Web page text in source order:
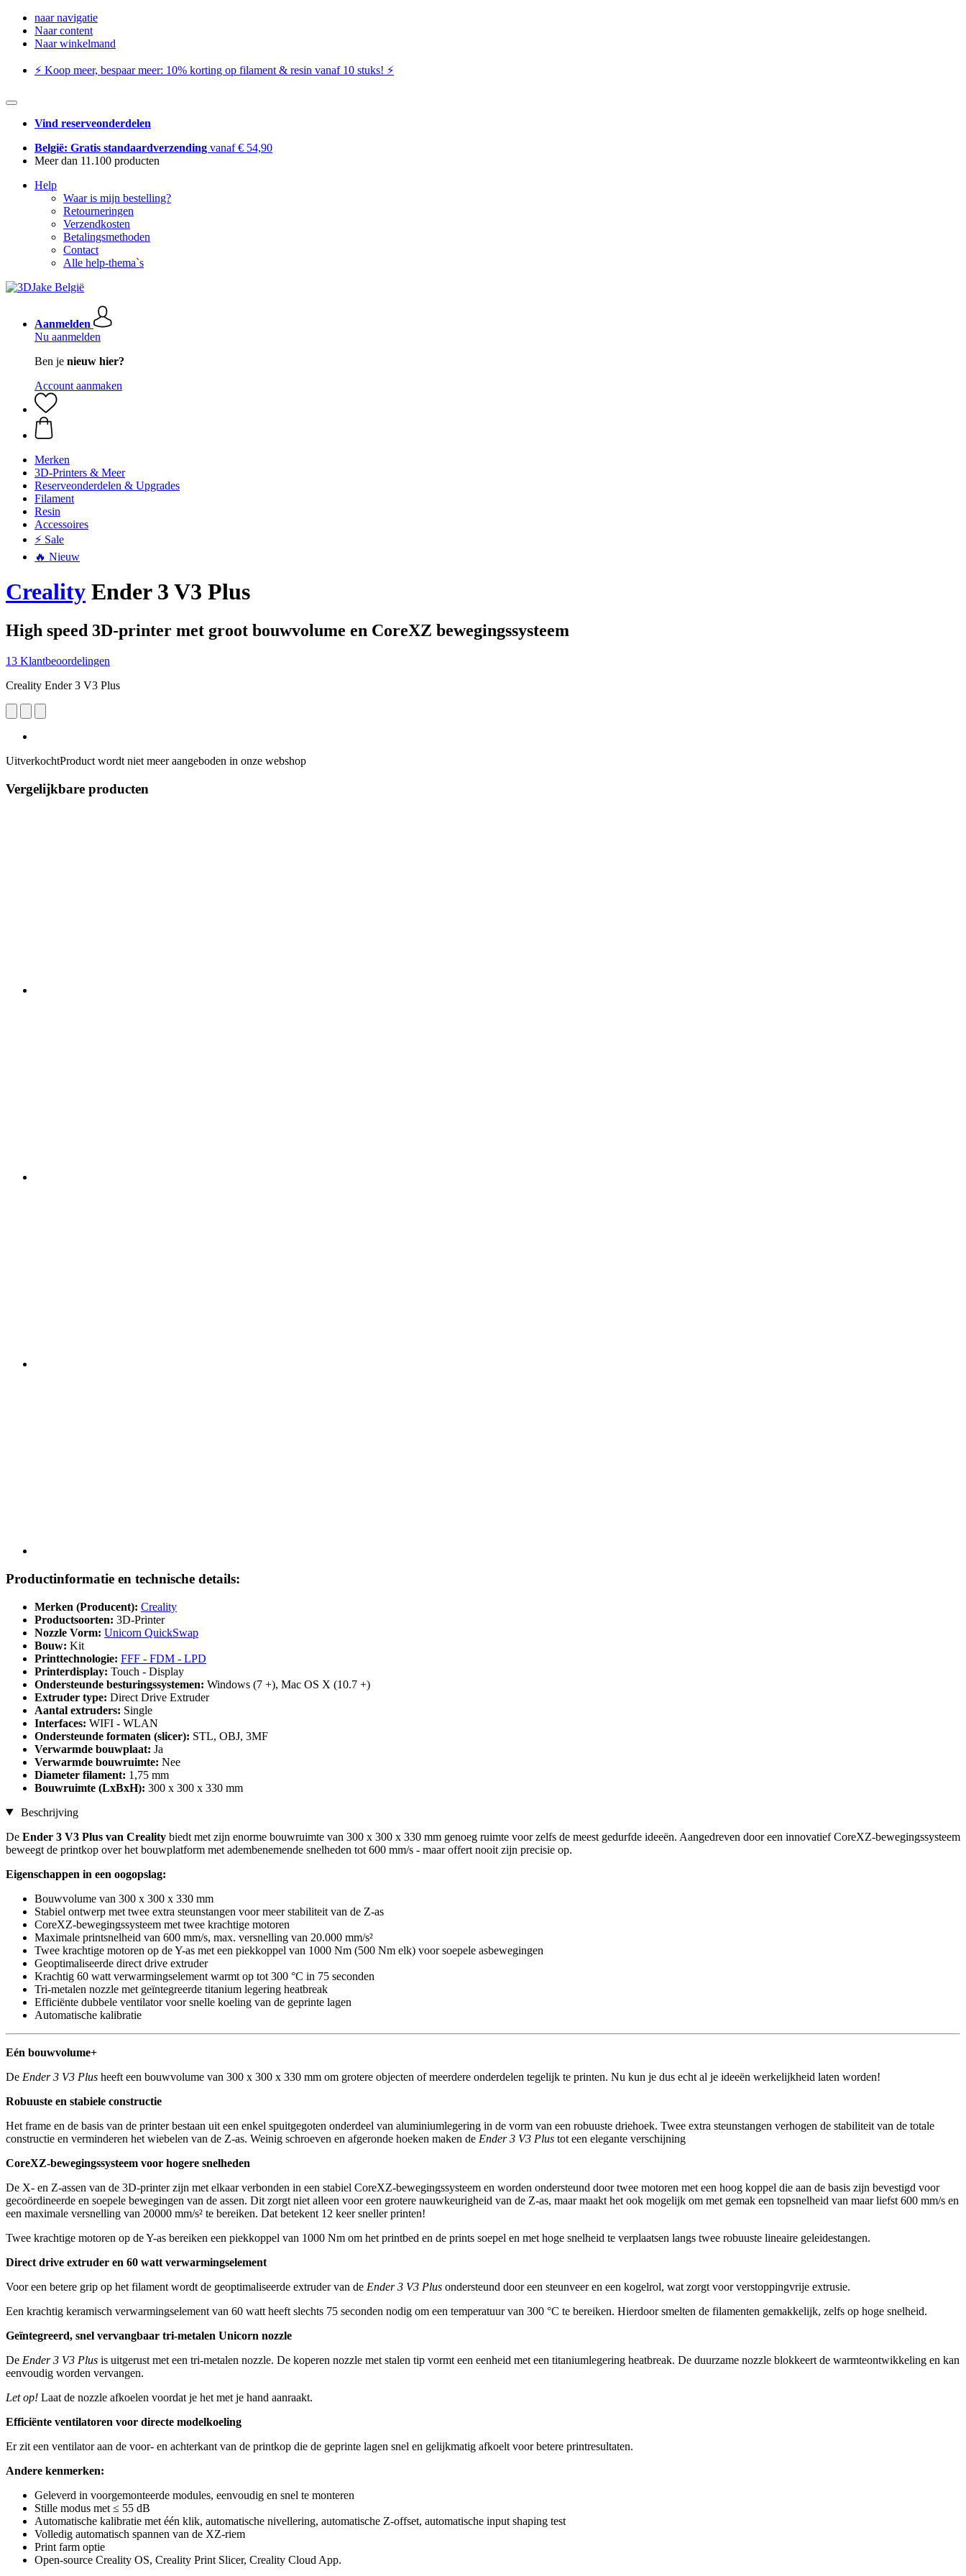
naar navigatie
Naar content
Naar winkelmand
⚡️ Koop meer, bespaar meer: ​​10% korting op filament & resin vanaf 10 stuks! ⚡️
Vind reserveonderdelen
België: Gratis standaardverzending vanaf € 54,90
Meer dan 11.100 producten
Help
Waar is mijn bestelling?
Retourneringen
Verzendkosten
Betalingsmethoden
Contact
Alle help-thema`s
Aanmelden
Nu aanmelden
Ben je nieuw hier?
Account aanmaken
Merken
3D-Printers & Meer
Reserveonderdelen & Upgrades
Filament
Resin
Accessoires
⚡ Sale
🔥 Nieuw
Creality Ender 3 V3 Plus
High speed 3D-printer met groot bouwvolume en CoreXZ bewegingssysteem
13 Klantbeoordelingen
Creality Ender 3 V3 Plus
UitverkochtProduct wordt niet meer aangeboden in onze webshop
Vergelijkbare producten
Productinformatie en technische details:
Merken (Producent): Creality
Productsoorten: 3D-Printer
Nozzle Vorm: Unicorn QuickSwap
Bouw: Kit
Printtechnologie: FFF - FDM - LPD
Printerdisplay: Touch - Display
Ondersteunde besturingssystemen: Windows (7 +), Mac OS X (10.7 +)
Extruder type: Direct Drive Extruder
Aantal extruders: Single
Interfaces: WIFI - WLAN
Ondersteunde formaten (slicer): STL, OBJ, 3MF
Verwarmde bouwplaat: Ja
Verwarmde bouwruimte: Nee
Diameter filament: 1,75 mm
Bouwruimte (LxBxH): 300 x 300 x 330 mm
Beschrijving
De Ender 3 V3 Plus van Creality biedt met zijn enorme bouwruimte van 300 x 300 x 330 mm genoeg ruimte voor zelfs de meest gedurfde ideeën. Aangedreven door een innovatief CoreXZ-bewegingssysteem
beweegt de printkop over het bouwplatform met adembenemende snelheden tot 600 mm/s - maar offert nooit zijn precisie op.
Eigenschappen in een oogopslag:
Bouwvolume van 300 x 300 x 330 mm
Stabiel ontwerp met twee extra steunstangen voor meer stabiliteit van de Z-as
CoreXZ-bewegingssysteem met twee krachtige motoren
Maximale printsnelheid van 600 mm/s, max. versnelling van 20.000 mm/s²
Twee krachtige motoren op de Y-as met een piekkoppel van 1000 Nm (500 Nm elk) voor soepele asbewegingen
Geoptimaliseerde direct drive extruder
Krachtig 60 watt verwarmingselement warmt op tot 300 °C in 75 seconden
Tri-metalen nozzle met geïntegreerde titanium legering heatbreak
Efficiënte dubbele ventilator voor snelle koeling van de geprinte lagen
Automatische kalibratie
Eén bouwvolume+
De Ender 3 V3 Plus heeft een bouwvolume van 300 x 300 x 330 mm om grotere objecten of meerdere onderdelen tegelijk te printen. Nu kun je dus echt al je ideeën werkelijkheid laten worden!
Robuuste en stabiele constructie
Het frame en de basis van de printer bestaan uit een enkel spuitgegoten onderdeel van aluminiumlegering in de vorm van een robuuste driehoek. Twee extra steunstangen verhogen de stabiliteit van de totale
constructie en verminderen het wiebelen van de Z-as. Weinig schroeven en afgeronde hoeken maken de Ender 3 V3 Plus tot een elegante verschijning
CoreXZ-bewegingssysteem voor hogere snelheden
De X- en Z-assen van de 3D-printer zijn met elkaar verbonden in een stabiel CoreXZ-bewegingssysteem en worden ondersteund door twee motoren met een hoog koppel die aan de basis zijn bevestigd voor
gecoördineerde en soepele bewegingen van de assen. Dit zorgt niet alleen voor een grotere nauwkeurigheid van de Z-as, maar maakt het ook mogelijk om met gemak een topsnelheid van maar liefst 600 mm/s en
een maximale versnelling van 20000 mm/s² te bereiken. Dat betekent 12 keer sneller printen!
Twee krachtige motoren op de Y-as bereiken een piekkoppel van 1000 Nm om het printbed en de prints soepel en met hoge snelheid te verplaatsen langs twee robuuste lineaire geleidestangen.
Direct drive extruder en 60 watt verwarmingselement
Voor een betere grip op het filament wordt de geoptimaliseerde extruder van de Ender 3 V3 Plus ondersteund door een steunveer en een kogelrol, wat zorgt voor verstoppingvrije extrusie.
Een krachtig keramisch verwarmingselement van 60 watt heeft slechts 75 seconden nodig om een temperatuur van 300 °C te bereiken. Hierdoor smelten de filamenten gemakkelijk, zelfs op hoge snelheid.
Geïntegreerd, snel vervangbaar tri-metalen Unicorn nozzle
De Ender 3 V3 Plus is uitgerust met een tri-metalen nozzle. De koperen nozzle met stalen tip vormt een eenheid met een titaniumlegering heatbreak. De duurzame nozzle blokkeert de warmteontwikkeling en kan
eenvoudig worden vervangen.
Let op! Laat de nozzle afkoelen voordat je het met je hand aanraakt.
Efficiënte ventilatoren voor directe modelkoeling
Er zit een ventilator aan de voor- en achterkant van de printkop die de geprinte lagen snel en gelijkmatig afkoelt voor betere printresultaten.
Andere kenmerken:
Geleverd in voorgemonteerde modules, eenvoudig en snel te monteren
Stille modus met ≤ 55 dB
Automatische kalibratie met één klik, automatische nivellering, automatische Z-offset, automatische input shaping test
Volledig automatisch spannen van de XZ-riem
Print farm optie
Open-source Creality OS, Creality Print Slicer, Creality Cloud App.